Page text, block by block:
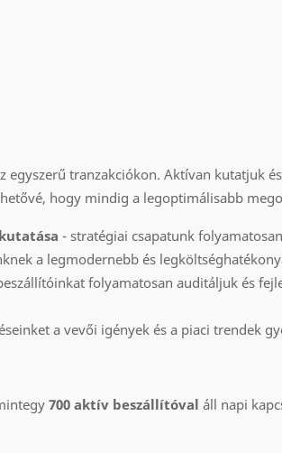
egyszerű tranzakciókon. Aktívan kutatjuk
hogy mindig a legoptimálisabb
- stratégiai csapatunk
a legmodernebb és
folyamatosan auditáljuk és
a vevői igények és a piaci trendek
700 aktív beszállítóval áll napi